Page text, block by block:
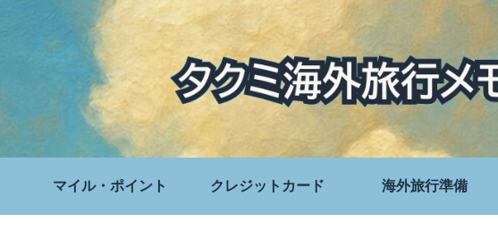
マイル・ポイント クレジットカード 海外旅行準備